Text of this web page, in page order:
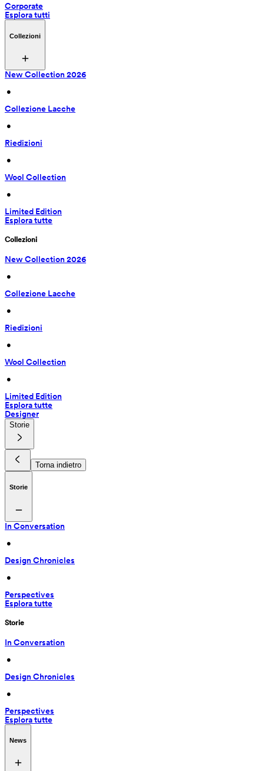
Corporate
Esplora tutti
Collezioni
New Collection 2026
•
Collezione Lacche
•
Riedizioni
•
Wool Collection
•
Limited Edition
Esplora tutte
Collezioni
New Collection 2026
•
Collezione Lacche
•
Riedizioni
•
Wool Collection
•
Limited Edition
Esplora tutte
Designer
Storie
Torna indietro
Storie
In Conversation
•
Design Chronicles
•
Perspectives
Esplora tutte
Storie
In Conversation
•
Design Chronicles
•
Perspectives
Esplora tutte
News